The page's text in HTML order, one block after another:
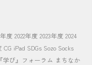
度 2022年度 2023年度 2024
CG iPad SDGs Sozo Socks
学び』フォーラム まちなか